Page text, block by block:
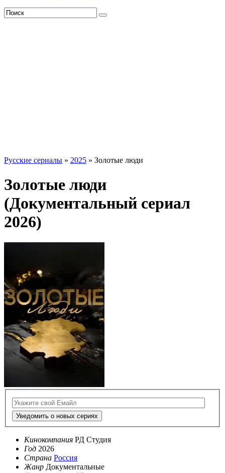
Русские сериалы » 2025 » Золотые люди
Золотые люди
(Документальный сериал
2026)
Уведомить о новых сериях
Кинокомпания РД Студия
Год 2026
Страна Россия
Жанр Документальные